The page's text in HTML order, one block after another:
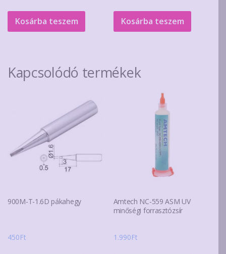
Kosárba teszem Kosárba teszem
Kapcsolódó termékek
900M-T-1.6D pákahegy
450Ft
Amtech NC-559 ASM UV
minőségi forrasztózsír
1.990Ft